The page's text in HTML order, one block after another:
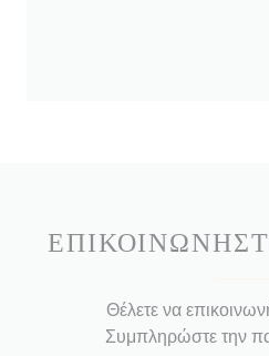
Θέλετε να
Συμπληρώστε την